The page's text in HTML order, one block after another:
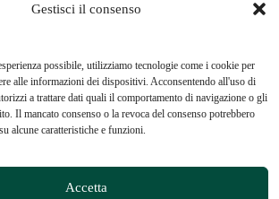
Gestisci il consenso
possibile, utilizziamo tecnologie come i cookie per
alle informazioni dei dispositivi. Acconsentendo all'uso di
a trattare dati quali il comportamento di navigazione o gli
Il mancato consenso o la revoca del consenso potrebbero
alcune caratteristiche e funzioni.
Accetta